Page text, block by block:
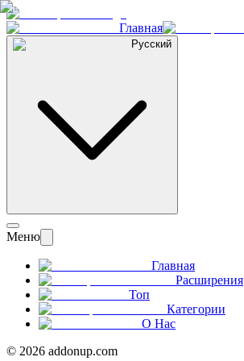
Главная
Русский
Меню
Главная
Расширения
Топ
Категории
О Нас
© 2026 addonup.com